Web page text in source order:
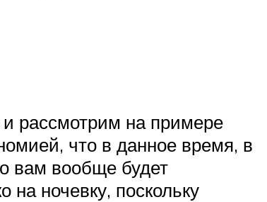
и рассмотрим на примере
что в данное время, в
вам вообще будет
на ночевку, поскольку